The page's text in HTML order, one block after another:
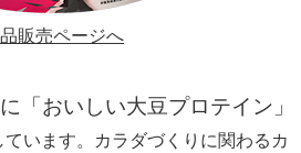
販売ページへ
「おいしい大豆プロテイン」
います。カラダづくりに関わるカ